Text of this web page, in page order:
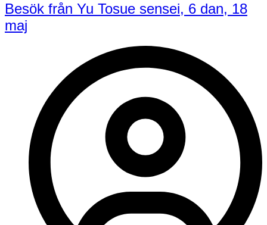
Besök från Yu Tosue sensei, 6 dan, 18
maj